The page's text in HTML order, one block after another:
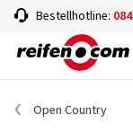
Bestellhotline:
Open Country